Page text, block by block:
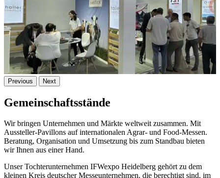
Previous Next
Gemeinschaftsstände
Wir bringen Unternehmen und Märkte weltweit zusammen. Mit
Aussteller-Pavillons auf internationalen Agrar- und Food-Messen.
Beratung, Organisation und Umsetzung bis zum Standbau bieten
wir Ihnen aus einer Hand.
Unser Tochterunternehmen IFWexpo Heidelberg gehört zu dem
kleinen Kreis deutscher Messeunternehmen, die berechtigt sind, im